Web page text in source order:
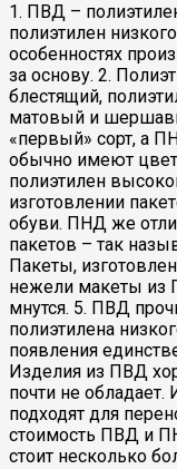
1. ПВД –
полиэтилен
особенностях
за основу. 2.
блестящий,
матовый и
«первый» сорт, а
обычно имеют
полиэтилен
изготовлении
обуви. ПНД же
пакетов – так
Пакеты,
нежели макеты из
мнутся. 5. ПВД
полиэтилена
появления
Изделия из ПВД
почти не
подходят для
стоимость ПВД и
стоит несколько